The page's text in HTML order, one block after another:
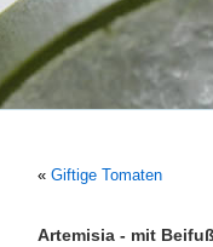
« Giftige Tomaten
Artemisia - mit